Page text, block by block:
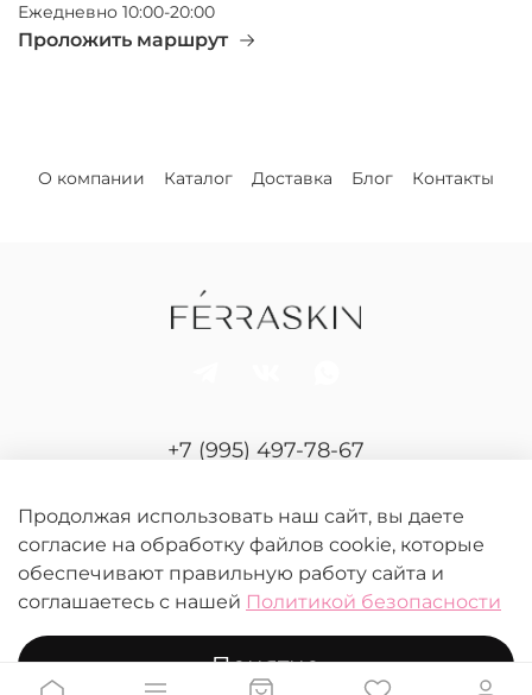
Ежедневно 10:00-20:00
Проложить маршрут
О компании Каталог Доставка Блог Контакты
+7 (995) 497-78-67
© 2026 FERRASKIN.
Любое использование контента без письменного
Продолжая использовать наш сайт, вы даете
согласие на обработку файлов cookie, которые
обеспечивают правильную работу сайта и
соглашаетесь с нашей Политикой безопасности
Понятно